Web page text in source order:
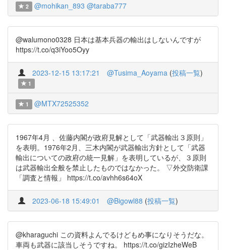
2 @mohikan_893 @taraba777
@walumono0328 日本は基本兵器の輸出はしないんですが
https://t.co/q3iYoo5Oyy
2023-12-15 13:17:21 @Tusima_Aoyama (投稿一覧)
1
1 @MTX72525352
1967年4月 、佐藤内閣が政府見解として「武器輸出３原則」
を表明。1976年2月、三木内閣が武器輸出方針として「武器
輸出についての政府の統一見解」を表明しているが、３原則
は武器輸出全般を禁止したものではなかった。 ▽外交防衛課
「調査と情報」 https://t.co/avhh6s64oX
2023-06-18 15:49:01 @Bigowl88 (投稿一覧)
@kharaguchi この資料よんでるけどもめ事になりそうだな。
車両も武器に該当しそうですね。 https://t.co/gizIzheWeB